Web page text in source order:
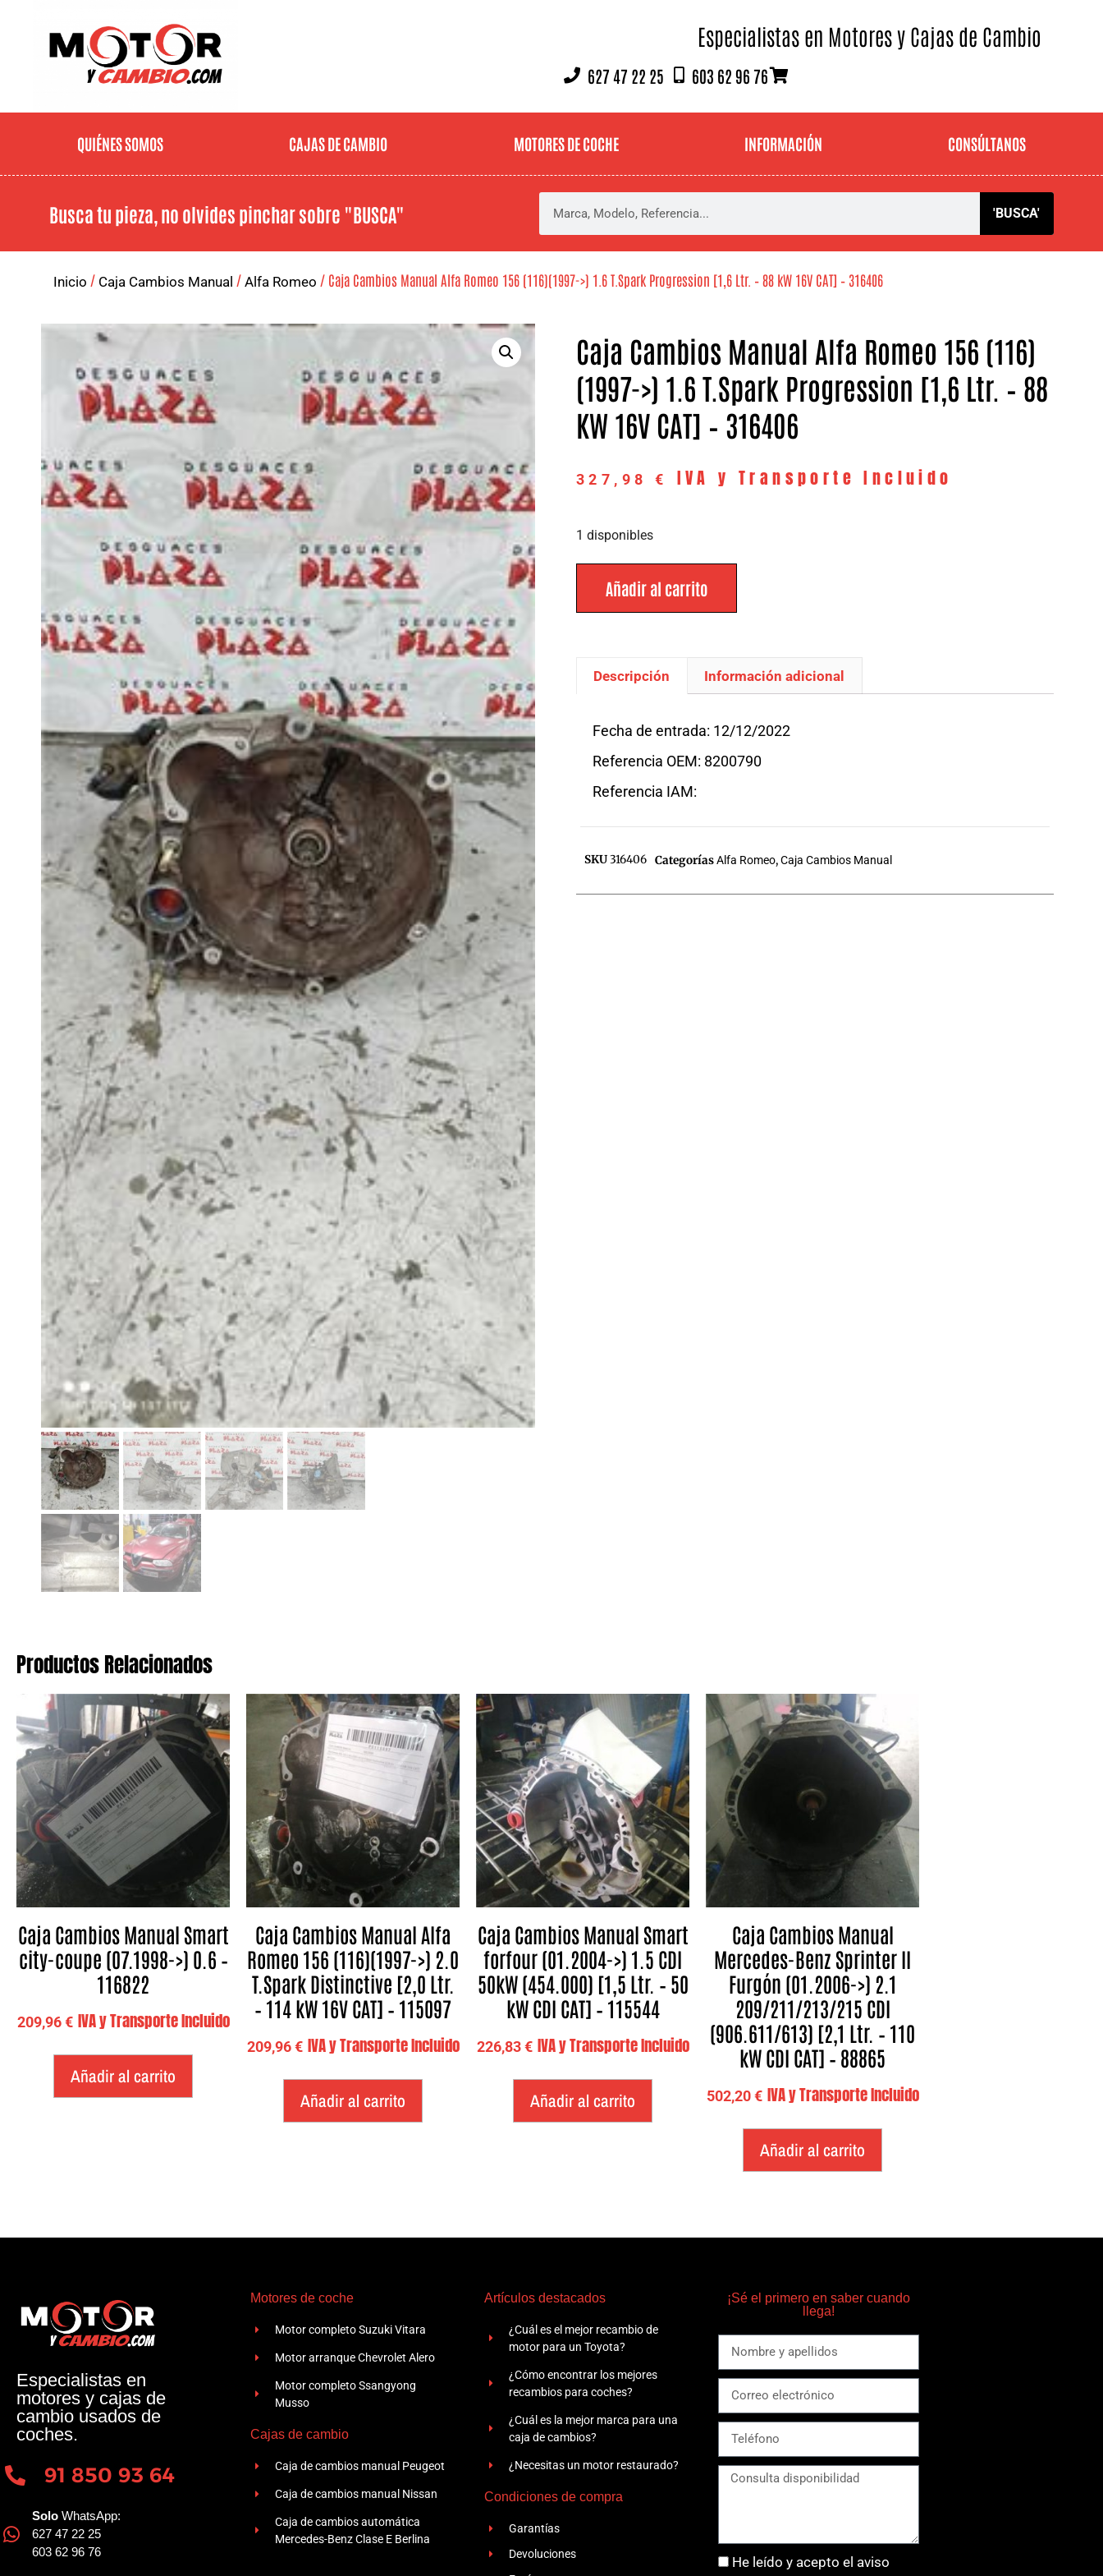
Especialistas en Motores y Cajas de Cambio
627 47 22 25 603 62 96 76
QUIÉNES SOMOS CAJAS DE CAMBIO MOTORES DE COCHE INFORMACIÓN CONSÚLTANOS
Busca tu pieza, no olvides pinchar sobre "BUSCA" 'BUSCA'
Inicio / Caja Cambios Manual / Alfa Romeo / Caja Cambios Manual Alfa Romeo 156 (116)(1997->) 1.6 T.Spark Progression [1,6 Ltr. – 88 kW 16V CAT] – 316406
Caja Cambios Manual Alfa Romeo 156 (116)
(1997->) 1.6 T.Spark Progression [1,6 Ltr. – 88
KW 16V CAT] – 316406
327,98 € IVA y Transporte Incluido
1 disponibles
Añadir al carrito
Descripción Información adicional
Fecha de entrada: 12/12/2022
Referencia OEM: 8200790
Referencia IAM:
SKU316406 CategoríasAlfa Romeo,Caja Cambios Manual
Productos Relacionados
Caja Cambios Manual Smart
city-coupe (07.1998->) 0.6 –
116822
209,96€ IVA y Transporte Incluido
Añadir al carrito
Caja Cambios Manual Alfa
Romeo 156 (116)(1997->) 2.0
T.Spark Distinctive [2,0 Ltr.
– 114 kW 16V CAT] – 115097
209,96€ IVA y Transporte Incluido
Añadir al carrito
Caja Cambios Manual Smart
forfour (01.2004->) 1.5 CDI
50kW (454.000) [1,5 Ltr. – 50
kW CDI CAT] – 115544
226,83€ IVA y Transporte Incluido
Añadir al carrito
Caja Cambios Manual
Mercedes-Benz Sprinter II
Furgón (01.2006->) 2.1
209/211/213/215 CDI
(906.611/613) [2,1 Ltr. – 110
kW CDI CAT] – 88865
502,20€ IVA y Transporte Incluido
Añadir al carrito
Especialistas en
motores y cajas de
cambio usados de
coches.
91 850 93 64
Solo WhatsApp:
627 47 22 25
603 62 96 76
Motores de coche
Motor completo Suzuki Vitara
Motor arranque Chevrolet Alero
Motor completo Ssangyong
Musso
Cajas de cambio
Caja de cambios manual Peugeot
Caja de cambios manual Nissan
Caja de cambios automática
Mercedes-Benz Clase E Berlina
Artículos destacados
¿Cuál es el mejor recambio de
motor para un Toyota?
¿Cómo encontrar los mejores
recambios para coches?
¿Cuál es la mejor marca para una
caja de cambios?
¿Necesitas un motor restaurado?
Condiciones de compra
Garantías
Devoluciones
¡Sé el primero en saber cuando
llega!
He leído y acepto el aviso